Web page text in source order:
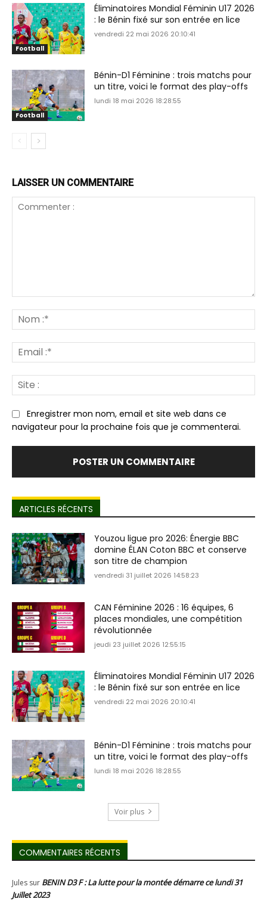
Football
Éliminatoires Mondial Féminin U17 2026
: le Bénin fixé sur son entrée en lice
vendredi 22 mai 2026 20:10:41
Football
Bénin-D1 Féminine : trois matchs pour
un titre, voici le format des play-offs
lundi 18 mai 2026 18:28:55
LAISSER UN COMMENTAIRE
:*
:*
:
Enregistrer mon nom, email et site web dans ce
navigateur pour la prochaine fois que je commenterai.
ARTICLES RÉCENTS
Youzou ligue pro 2026: Énergie BBC
domine ÉLAN Coton BBC et conserve
son titre de champion
vendredi 31 juillet 2026 14:58:23
CAN Féminine 2026 : 16 équipes, 6
places mondiales, une compétition
révolutionnée
jeudi 23 juillet 2026 12:55:15
Éliminatoires Mondial Féminin U17 2026
: le Bénin fixé sur son entrée en lice
vendredi 22 mai 2026 20:10:41
Bénin-D1 Féminine : trois matchs pour
un titre, voici le format des play-offs
lundi 18 mai 2026 18:28:55
Voir plus
COMMENTAIRES RÉCENTS
Jules sur BENIN D3 F : La lutte pour la montée démarre ce lundi 31
Juillet 2023